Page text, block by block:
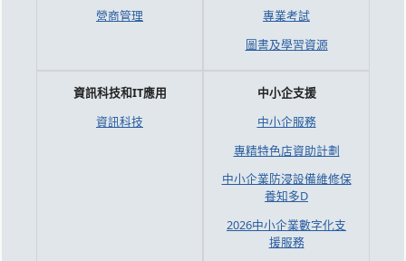
營商管理
專業考試
圖書及學習資源
資訊科技和IT應用
資訊科技
中小企支援
中小企服務
專精特色店資助計劃
中小企業防浸設備維修保
養知多D
2026中小企業數字化支
援服務